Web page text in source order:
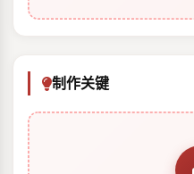
制作关键